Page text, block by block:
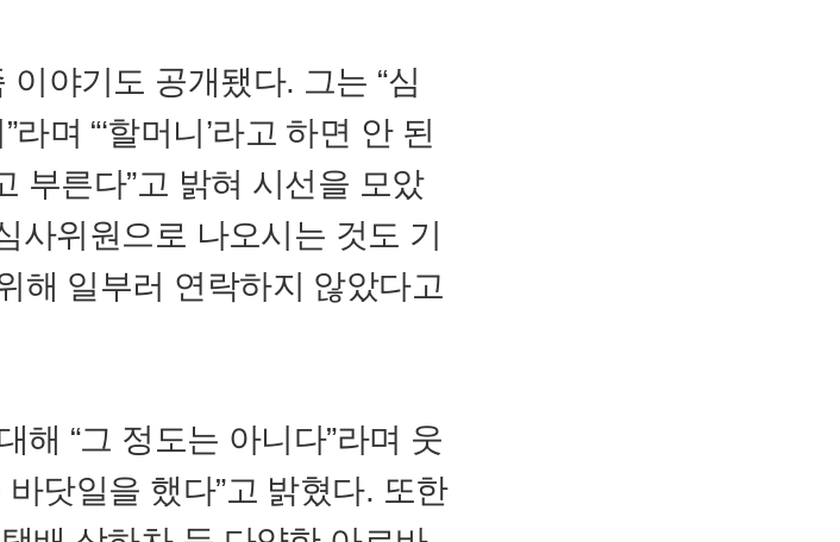
야기도 공개됐다. 그는 “심
며 “‘할머니’라고 하면 안 된
부른다”고 밝혀 시선을 모았
사위원으로 나오시는 것도 기
해 일부러 연락하지 않았다고
해 “그 정도는 아니다”라며 웃
닷일을 했다”고 밝혔다. 또한